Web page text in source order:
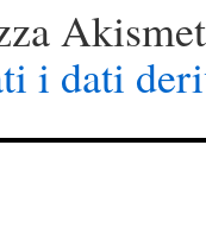
i dati